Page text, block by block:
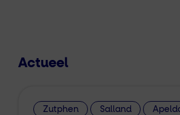
Actueel
Zutphen Salland